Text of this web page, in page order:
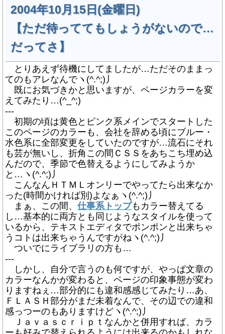
2004年10月15日(金曜日)
【ただ待っててもしょうがないので…
だってさ】
とりあえず待機にしてましたが…ただそのままっ
てのもアレなんでヽ(^.^;)丿
既にお気づきかと思いますが、ページカラーを変
えてみたり…(^_^;)
---
初期の頃は黄色とピンク系メインでスタートした
このページのカラーも、会社を辞める頃にブルー・
水色系に全部変更をしていたのですが…流石にそれ
も芸が無いし、折角この間ＣＳＳをあちこち埋め込
んだので、季節で色替えるようにしてみようか
と…ヽ(^.^;)丿
こんなんＨＴＭＬオンリーでやってたら出来なか
った(時間かければ別)よなぁヽ(^.^;)丿
まぁ、この間、 仕事系トップもカラー替えてる
し…基本的に両方とも同じようなスタイルを使って
いるから、テキストエディタでポンポンと出来ちゃ
うコトは出来ちゃうんですがねヽ(^.^;)丿
ついでにライブラリの方も…
---
しかし、自分で言うのも何ですが、やっぱ文章の
カラーなんかが変わると、ページの印象事態が変わ
りますねぇ…部分的にも違和感感じてみたり…あ、
ＦＬＡＳＨ部分がまだ未着なんで、その辺での違和
感っつーのもありますけどヽ(^.^;)丿
Ｊａｖａｓｃｒｉｐｔなんかと併用すれば、カラ